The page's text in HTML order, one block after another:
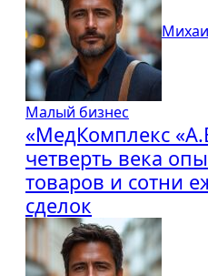
Малый бизнес
«МедКомплекс
четверть века
товаров и сотни
сделок